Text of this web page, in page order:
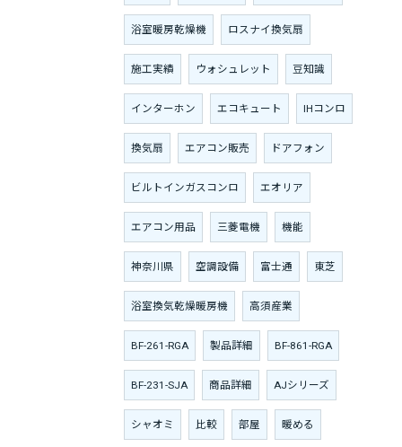
浴室暖房乾燥機 ロスナイ換気扇
施工実績 ウォシュレット 豆知識
インターホン エコキュート IHコンロ
換気扇 エアコン販売 ドアフォン
ビルトインガスコンロ エオリア
エアコン用品 三菱電機 機能
神奈川県 空調設備 富士通 東芝
浴室換気乾燥暖房機 高須産業
BF-261-RGA 製品詳細 BF-861-RGA
BF-231-SJA 商品詳細 AJシリーズ
シャオミ 比較 部屋 暖める